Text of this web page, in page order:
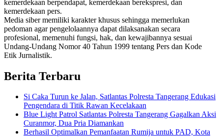
kemerdekaan berpendapat, kemerdekaan berekspresi, dan
kemerdekaan pers.
Media siber memiliki karakter khusus sehingga memerlukan
pedoman agar pengelolaannya dapat dilaksanakan secara
profesional, memenuhi fungsi, hak, dan kewajibannya sesuai
Undang-Undang Nomor 40 Tahun 1999 tentang Pers dan Kode
Etik Jurnalistik.
Berita Terbaru
Si Caka Turun ke Jalan, Satlantas Polresta Tangerang Edukasi
Pengendara di Titik Rawan Kecelakaan
Blue Light Patrol Satlantas Polresta Tangerang Gagalkan Aksi
Curanmor, Dua Pria Diamankan
Berhasil Optimalkan Pemanfaatan Rumija untuk PAD, Kota